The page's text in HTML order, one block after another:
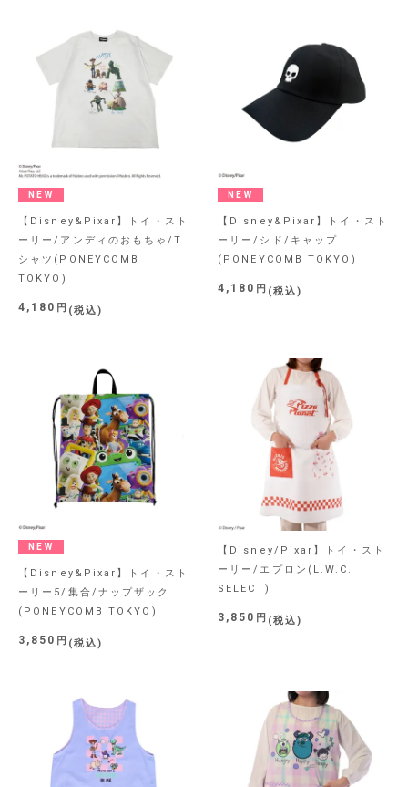
NEW
【Disney&Pixar】トイ・スト
ーリー/アンディのおもちゃ/T
シャツ(PONEYCOMB
TOKYO)
4,180 税込
NEW
【Disney&Pixar】トイ・スト
ーリー/シド/キャップ
(PONEYCOMB TOKYO)
4,180 税込
NEW
【Disney&Pixar】トイ・スト
ーリー5/集合/ナップザック
(PONEYCOMB TOKYO)
3,850 税込
【Disney/Pixar】トイ・スト
ーリー/エプロン(L.W.C.
SELECT)
3,850 税込